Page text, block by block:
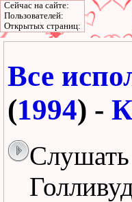
Все
(1994) -
Сейчас на сайте:
Пользователей:
Открытых страниц: